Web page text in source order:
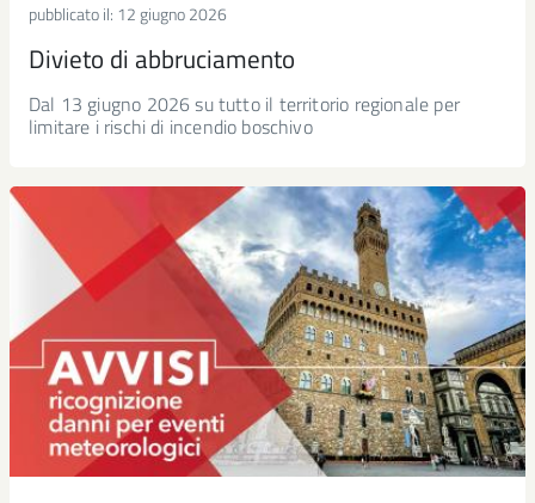
pubblicato il: 12 giugno 2026
Divieto di abbruciamento
Dal 13 giugno 2026 su tutto il territorio regionale per
limitare i rischi di incendio boschivo